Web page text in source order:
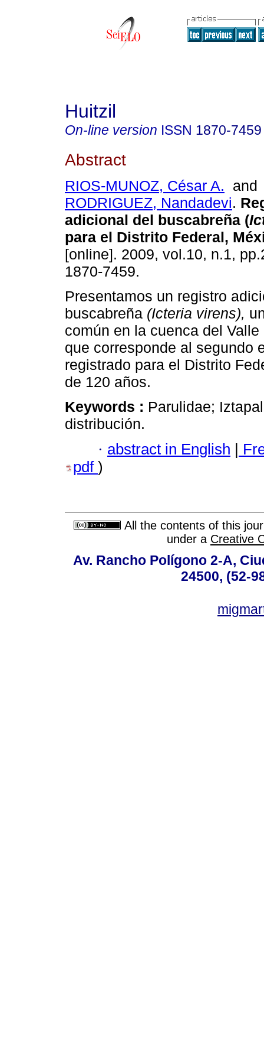
Huitzil
On-line version ISSN 1870-7459
Abstract
RIOS-MUNOZ, César A.
RODRIGUEZ, Nandadevi.
adicional del buscabreña (
para el Distrito Federal,
[online]. 2009, vol.10, n.1,
1870-7459.
Presentamos un registro
buscabreña (Icteria virens),
común en la cuenca del
que corresponde al segundo
registrado para el Distrito
de 120 años.
Keywords : Parulidae;
distribución.
· abstract in English |
pdf )
All the contents of this
under a Creative
Av. Rancho Polígono 2-A,
24500, (52-